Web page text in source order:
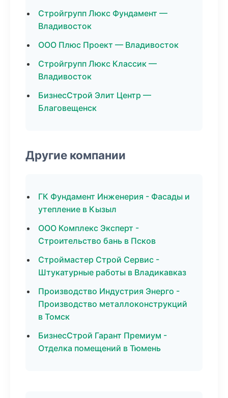
Стройгрупп Люкс Фундамент —
Владивосток
ООО Плюс Проект — Владивосток
Стройгрупп Люкс Классик —
Владивосток
БизнесСтрой Элит Центр —
Благовещенск
Другие компании
ГК Фундамент Инженерия - Фасады и
утепление в Кызыл
ООО Комплекс Эксперт -
Строительство бань в Псков
Строймастер Строй Сервис -
Штукатурные работы в Владикавказ
Производство Индустрия Энерго -
Производство металлоконструкций
в Томск
БизнесСтрой Гарант Премиум -
Отделка помещений в Тюмень